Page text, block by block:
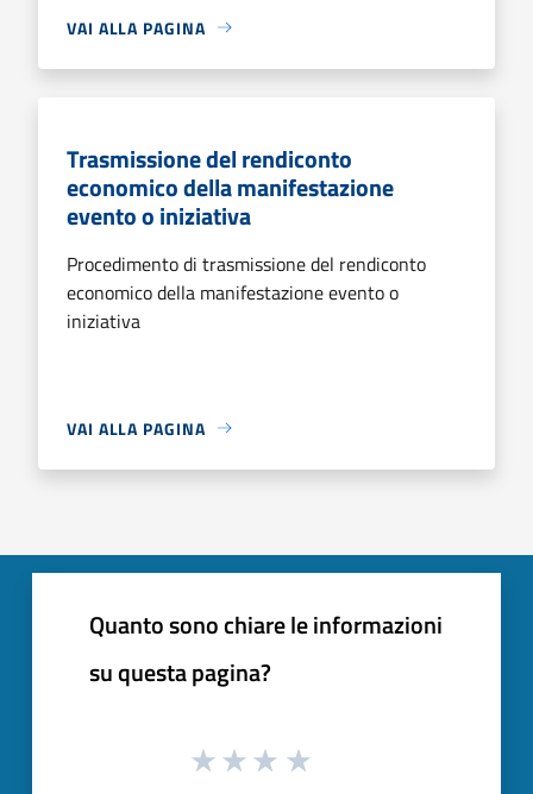
VAI ALLA PAGINA
Trasmissione del rendiconto
economico della manifestazione
evento o iniziativa
Procedimento di trasmissione del rendiconto
economico della manifestazione evento o
iniziativa
VAI ALLA PAGINA
Quanto sono chiare le informazioni
su questa pagina?